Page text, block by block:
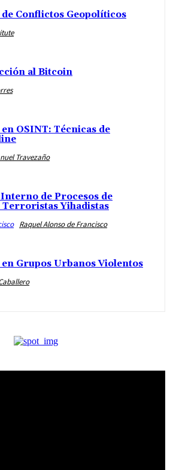
Conflictos Geopolíticos
al Bitcoin
OSINT: Técnicas de
Travezaño
de Procesos de
Terroristas Yihadistas
Raquel Alonso de Francisco
Grupos Urbanos Violentos